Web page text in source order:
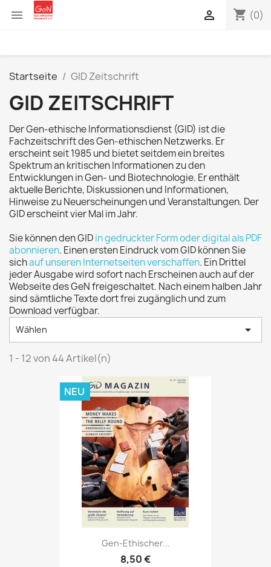
 shopping_cart (0)

Startseite GID Zeitschrift
GID ZEITSCHRIFT
Der Gen-ethische Informationsdienst (GID) ist die
Fachzeitschrift des Gen-ethischen Netzwerks. Er
erscheint seit 1985 und bietet seitdem ein breites
Spektrum an kritischen Informationen zu den
Entwicklungen in Gen- und Biotechnologie. Er enthält
aktuelle Berichte, Diskussionen und Informationen,
Hinweise zu Neuerscheinungen und Veranstaltungen. Der
GID erscheint vier Mal im Jahr.
Sie können den GIDin gedruckter Form oder digital als PDF
abonnieren. Einen ersten Eindruck vom GID können Sie
sichauf unseren Internetseiten verschaffen. Ein Drittel
jeder Ausgabe wird sofort nach Erscheinen auch auf der
Webseite des GeN freigeschaltet. Nach einem halben Jahr
sind sämtliche Texte dort frei zugänglich und zum
Download verfügbar.
Wählen 
1 - 12 von 44 Artikel(n)
Gen-Ethischer...
8,50 €
NEU